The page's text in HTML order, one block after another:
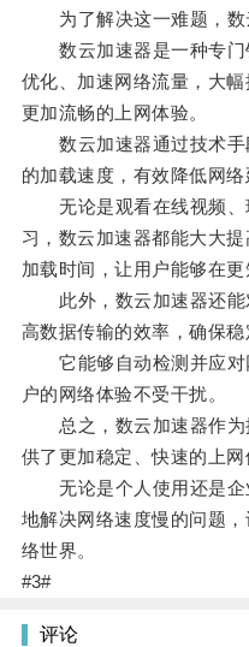
为了解决这一难题，数
数云加速器是一种专门
优化、加速网络流量，大
更加流畅的上网体验。
数云加速器通过技术手
的加载速度，有效降低网络
无论是观看在线视频、
习，数云加速器都能大大
加载时间，让用户能够在
此外，数云加速器还能
高数据传输的效率，确保稳
它能够自动检测并应对
户的网络体验不受干扰。
总之，数云加速器作为
供了更加稳定、快速的上网
无论是个人使用还是企
地解决网络速度慢的问题
络世界。
#3#
评论